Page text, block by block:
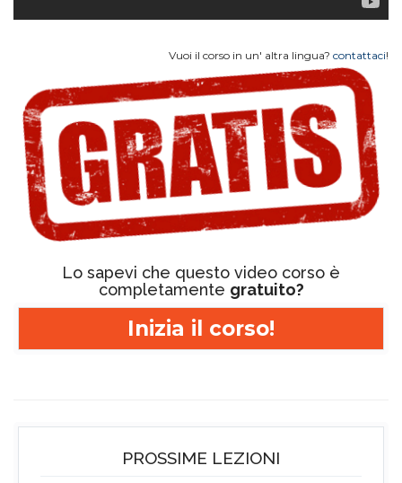
Vuoi il corso in un' altra lingua? contattaci!
Lo sapevi che questo video corso è
completamente gratuito?
Inizia il corso!
PROSSIME LEZIONI